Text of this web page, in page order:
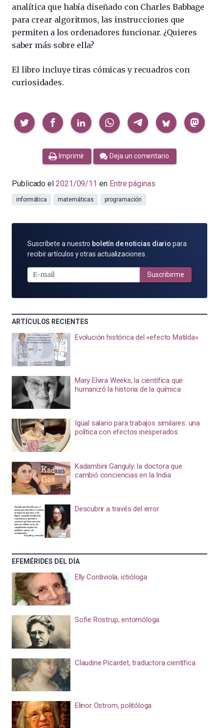
analítica que había diseñado con Charles Babbage
para crear algoritmos, las instrucciones que
permiten a los ordenadores funcionar. ¿Quieres
saber más sobre ella?
El libro incluye tiras cómicas y recuadros con
curiosidades.
Compartir
Imprimir Deja un comentario
Publicado el 2021/09/11 en Entre páginas
informática matemáticas programación
SUSCRÍBETE
POR
MAIL
Suscríbete a nuestro boletín de noticias diario para
recibir artículos y otras actualizaciones.
Suscribirme
ARTÍCULOS RECIENTES
Evolución histórica del «efecto Matilda»
Mary Elvira Weeks, la científica que
humanizó la historia de la química
Igual salario para trabajos similares: una
política con efectos inesperados
Kadambini Ganguly: la doctora que
cambió conciencias en la India
Descubrir a través del error
EFEMÉRIDES DEL DÍA
Elly Cordiviola, ictióloga
Sofie Rostrup, entomóloga
Claudine Picardet, traductora científica
Elinor Ostrom, politóloga